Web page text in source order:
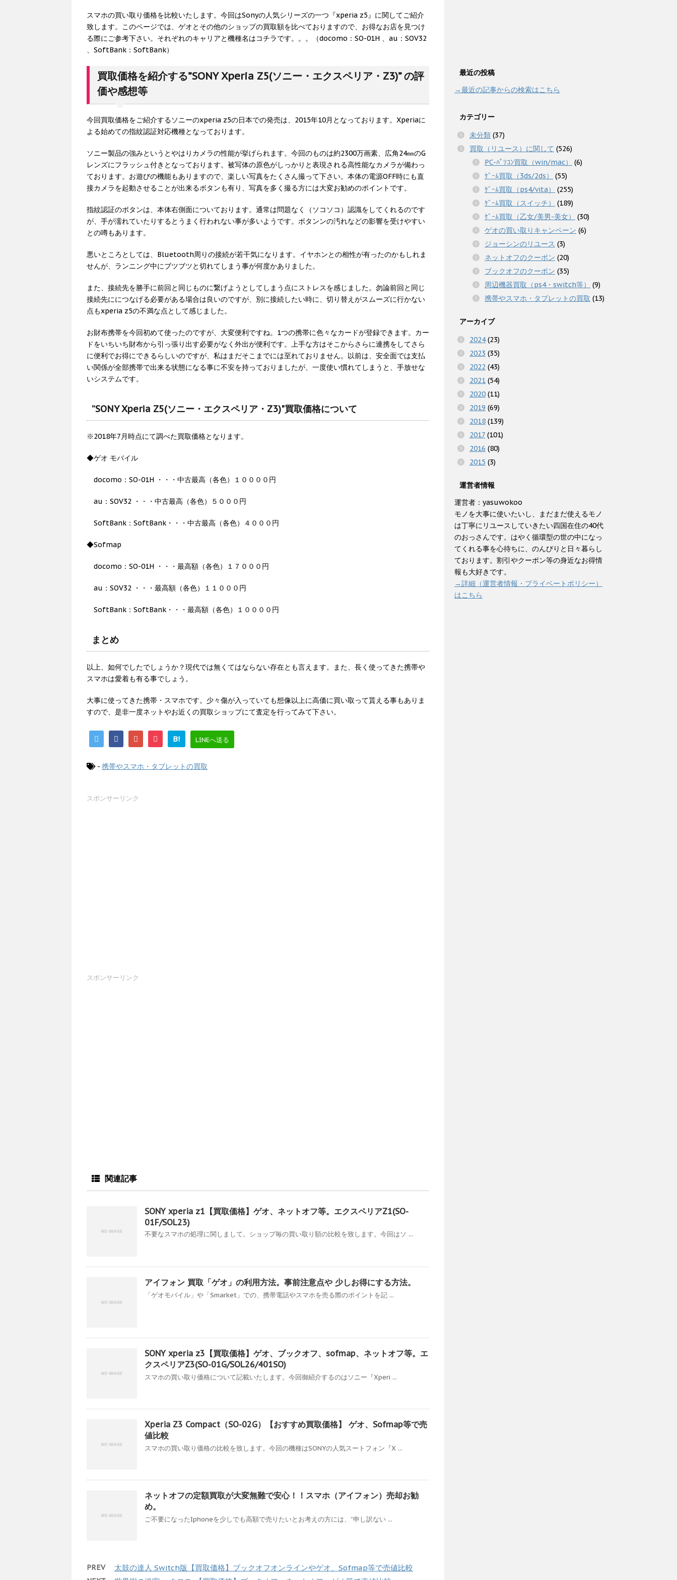
スマホの買い取り価格を比較いたします。今回はSonyの人気シリーズの一つ『xperia z5』に関してご紹介
致します。このページでは、ゲオとその他のショップの買取額を比べておりますので、お得なお店を見つけ
る際にご参考下さい。それぞれのキャリアと機種名はコチラです。。。（docomo：SO-01H 、au：SOV32
、SoftBank：SoftBank）
買取価格を紹介する”SONY Xperia Z5(ソニー・エクスペリア・Z3)” の評
価や感想等
今回買取価格をご紹介するソニーのxperia z5の日本での発売は、2015年10月となっております。Xperiaに
よる始めての指紋認証対応機種となっております。
ソニー製品の強みというとやはりカメラの性能が挙げられます。今回のものは約2300万画素、広角24㎜のG
レンズにフラッシュ付きとなっております。被写体の原色がしっかりと表現される高性能なカメラが備わっ
ております。お遊びの機能もありますので、楽しい写真をたくさん撮って下さい。本体の電源OFF時にも直
接カメラを起動させることが出来るボタンも有り、写真を多く撮る方には大変お勧めのポイントです。
指紋認証のボタンは、本体右側面についております。通常は問題なく（ソコソコ）認識をしてくれるのです
が、手が濡れていたりするとうまく行われない事が多いようです。ボタンンの汚れなどの影響を受けやすい
との噂もあります。
悪いところとしては、Bluetooth周りの接続が若干気になります。イヤホンとの相性が有ったのかもしれま
せんが、ランニング中にブツブツと切れてしまう事が何度かありました。
また、接続先を勝手に前回と同じものに繋げようとしてしまう点にストレスを感じました。勿論前回と同じ
接続先ににつなげる必要がある場合は良いのですが、別に接続したい時に、切り替えがスムーズに行かない
点もxperia z5の不満な点として感じました。
お財布携帯を今回初めて使ったのですが、大変便利ですね。1つの携帯に色々なカードが登録できます。カー
ドをいちいち財布から引っ張り出す必要がなく外出が便利です。上手な方はそこからさらに連携をしてさら
に便利でお得にできるらしいのですが、私はまだそこまでには至れておりません。以前は、安全面では支払
い関係が全部携帯で出来る状態になる事に不安を持っておりましたが、一度使い慣れてしまうと、手放せな
いシステムです。
”SONY Xperia Z5(ソニー・エクスペリア・Z3)"買取価格について
※2018年7月時点にて調べた買取価格となります。
◆ゲオ モバイル
docomo：SO-01H ・・・中古最高（各色）１００００円
au：SOV32 ・・・中古最高（各色）５０００円
SoftBank：SoftBank・・・中古最高（各色）４０００円
◆Sofmap
docomo：SO-01H ・・・最高額（各色）１７０００円
au：SOV32 ・・・最高額（各色）１１０００円
SoftBank：SoftBank・・・最高額（各色）１００００円
まとめ
以上、如何でしたでしょうか？現代では無くてはならない存在とも言えます。また、長く使ってきた携帯や
スマホは愛着も有る事でしょう。
大事に使ってきた携帯・スマホです。少々傷が入っていても想像以上に高価に買い取って貰える事もありま
すので、是非一度ネットやお近くの買取ショップにて査定を行ってみて下さい。
B! LINEへ送る
- 携帯やスマホ・タブレットの買取
スポンサーリンク
スポンサーリンク
関連記事
SONY xperia z1【買取価格】ゲオ、ネットオフ等。エクスペリアZ1(SO-
01F/SOL23)
不要なスマホの処理に関しまして。ショップ毎の買い取り額の比較を致します。今回はソ ...
アイフォン 買取「ゲオ」の利用方法。事前注意点や 少しお得にする方法。
「ゲオモバイル」や「Smarket」での、携帯電話やスマホを売る際のポイントを記 ...
SONY xperia z3【買取価格】ゲオ、ブックオフ、sofmap、ネットオフ等。エ
クスペリアZ3(SO-01G/SOL26/401SO)
スマホの買い取り価格について記載いたします。今回御紹介するのはソニー『Xperi ...
Xperia Z3 Compact（SO-02G）【おすすめ買取価格】 ゲオ、Sofmap等で売
値比較
スマホの買い取り価格の比較を致します。今回の機種はSONYの人気スートフォン『X ...
ネットオフの定額買取が大変無難で安心！！スマホ（アイフォン）売却お勧
め。
ご不要になったIphoneを少しでも高額で売りたいとお考えの方には、”申し訳ない ...
PREV 太鼓の達人 Switch版【買取価格】ブックオフオンラインやゲオ、Sofmap等で売値比較
最近の投稿
→最近の記事からの検索はこちら
カテゴリー
未分類 (37)
買取（リユース）に関して (526)
PC-ﾊﾟｿｺﾝ買取（win/mac）
(6)
ｹﾞｰﾑ買取（3ds/2ds）
(55)
ｹﾞｰﾑ買取（ps4/vita）
(255)
ｹﾞｰﾑ買取（スイッチ）
(189)
ｹﾞｰﾑ買取（乙女/美男-美女）
(30)
ゲオの買い取りキャンペーン (6)
ジョーシンのリユース (3)
ネットオフのクーポン (20)
ブックオフのクーポン (35)
周辺機器買取（ps4・switch等）
(9)
携帯やスマホ・タブレットの買取 (13)
アーカイブ
2024(23)
2023 (35)
2022 (43)
2021 (54)
2020 (11)
2019 (69)
2018 (139)
2017 (101)
2016 (80)
2015 (3)
運営者情報
運営者：yasuwokoo
モノを大事に使いたいし、まだまだ使えるモノ
は丁寧にリユースしていきたい四国在住の40代
のおっさんです。はやく循環型の世の中になっ
てくれる事を心待ちに、のんびりと日々暮らし
ております。割引やクーポン等の身近なお得情
報も大好きです。
→詳細（運営者情報・プライベートポリシー）
はこちら